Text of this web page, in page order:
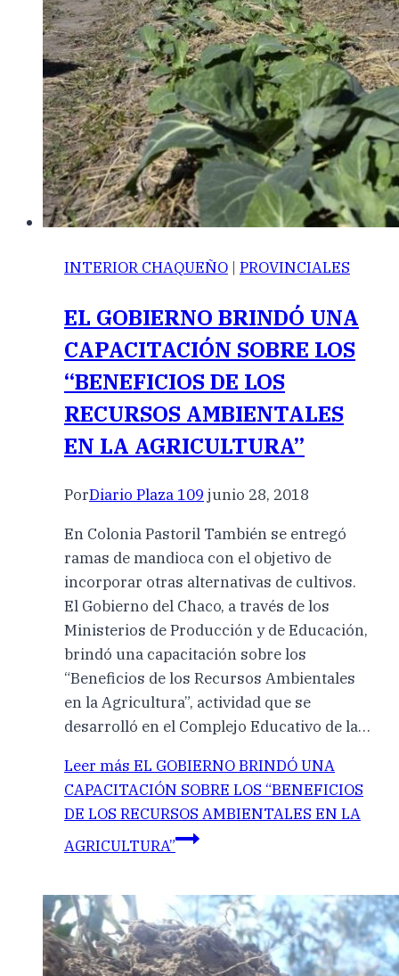
INTERIOR CHAQUEÑO | PROVINCIALES
EL GOBIERNO BRINDÓ UNA
CAPACITACIÓN SOBRE LOS
“BENEFICIOS DE LOS
RECURSOS AMBIENTALES
EN LA AGRICULTURA”
PorDiario Plaza 109 junio 28, 2018
En Colonia Pastoril También se entregó
ramas de mandioca con el objetivo de
incorporar otras alternativas de cultivos.
El Gobierno del Chaco, a través de los
Ministerios de Producción y de Educación,
brindó una capacitación sobre los
“Beneficios de los Recursos Ambientales
en la Agricultura”, actividad que se
desarrolló en el Complejo Educativo de la…
Leer más EL GOBIERNO BRINDÓ UNA
CAPACITACIÓN SOBRE LOS “BENEFICIOS
DE LOS RECURSOS AMBIENTALES EN LA
AGRICULTURA”